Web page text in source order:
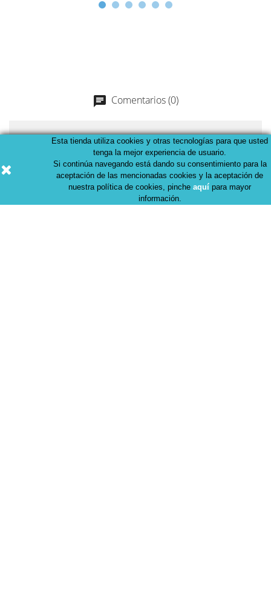
chat Comentarios (0)
No hay comentarios de clientes por el momento.
Esta tienda utiliza cookies y otras tecnologías para que usted
tenga la mejor experiencia de usuario.
Si continúa navegando está dando su consentimiento para la
aceptación de las mencionadas cookies y la aceptación de
nuestra política de cookies, pinche aquí para mayor
información.